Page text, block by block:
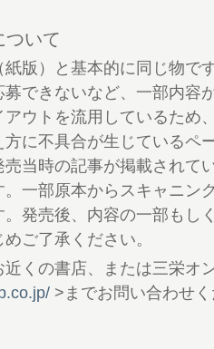
vol.20 告知
BOOK Vol.22 告知
CLUB
Trail
Size Fits All
いて
版）と基本的に同じ物で
できないなど、一部内容
ウトを流用しているため
に不具合が生じているペ
売当時の記事が掲載されて
一部原本からスキャニン
発売後、内容の一部もし
ご了承ください。
くの書店、または三栄オ
>までお問い合わせ